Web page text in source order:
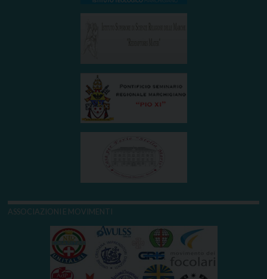
ASSOCIAZIONI E MOVIMENTI